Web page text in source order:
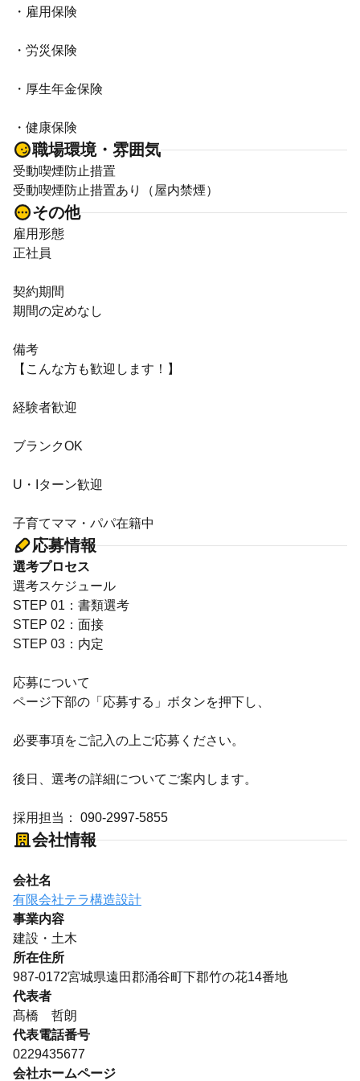
・雇用保険
・労災保険
・厚生年金保険
・健康保険
職場環境・雰囲気
受動喫煙防止措置
受動喫煙防止措置あり（屋内禁煙）
その他
雇用形態
正社員
契約期間
期間の定めなし
備考
【こんな方も歓迎します！】
経験者歓迎
ブランクOK
U・Iターン歓迎
子育てママ・パパ在籍中
応募情報
選考プロセス
選考スケジュール
STEP 01：書類選考
STEP 02：面接
STEP 03：内定
応募について
ページ下部の「応募する」ボタンを押下し、
必要事項をご記入の上ご応募ください。
後日、選考の詳細についてご案内します。
採用担当： 090-2997-5855
会社情報
会社名
有限会社テラ構造設計
事業内容
建設・土木
所在住所
987-0172宮城県遠田郡涌谷町下郡竹の花14番地
代表者
髙橋 哲朗
代表電話番号
0229435677
会社ホームページ